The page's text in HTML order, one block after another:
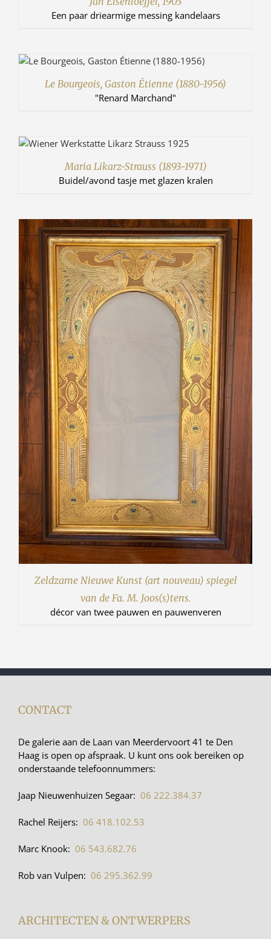
Een paar driearmige messing kandelaars
Le Bourgeois, Gaston Étienne (1880-1956)
"Renard Marchand"
Maria Likarz-Strauss (1893-1971)
Buidel/avond tasje met glazen kralen
Zeldzame Nieuwe Kunst (art nouveau) spiegel
van de Fa. M. Joos(s)tens.
décor van twee pauwen en pauwenveren
CONTACT
De galerie aan de Laan van Meerdervoort 41 te Den
Haag is open op afspraak. U kunt ons ook bereiken op
onderstaande telefoonnummers:
Jaap Nieuwenhuizen Segaar: 06 222.384.37
Rachel Reijers: 06 418.102.53
Marc Knook: 06 543.682.76
Rob van Vulpen: 06 295.362.99
ARCHITECTEN & ONTWERPERS